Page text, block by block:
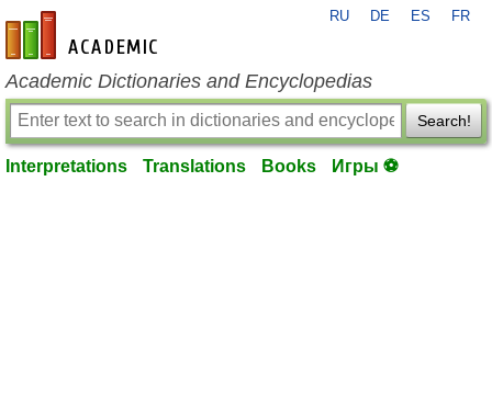
en-academic.com
RU DE ES FR
Academic Dictionaries and Encyclopedias
Search!
Interpretations Translations Books Игры ⚽